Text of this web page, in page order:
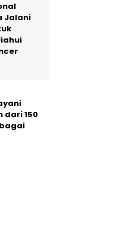
Jalani
dari 150